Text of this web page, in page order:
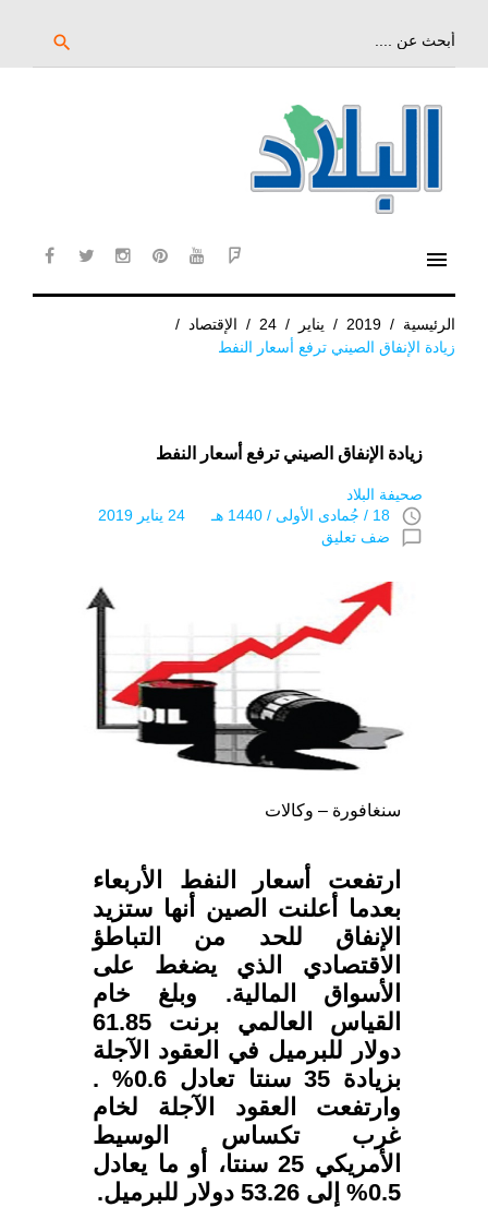
search
menu
الرئيسية /
2019
/ يناير /
24
/ الإقتصاد
/
زيادة الإنفاق الصيني ترفع أسعار النفط
زيادة الإنفاق الصيني ترفع أسعار النفط
صحيفة البلاد
access_time 18 / جُمادى اﻷولى / 1440 هـ 24 يناير 2019
chat_bubble_outline ضف تعليق
سنغافورة – وكالات
ارتفعت أسعار النفط الأربعاء
بعدما أعلنت الصين أنها ستزيد
الإنفاق للحد من التباطؤ
الاقتصادي الذي يضغط على
الأسواق المالية. وبلغ خام
القياس العالمي برنت 61.85
دولار للبرميل في العقود الآجلة
بزيادة 35 سنتا تعادل 0.6% .
وارتفعت العقود الآجلة لخام
غرب تكساس الوسيط
الأمريكي 25 سنتا، أو ما يعادل
0.5% إلى 53.26 دولار للبرميل.